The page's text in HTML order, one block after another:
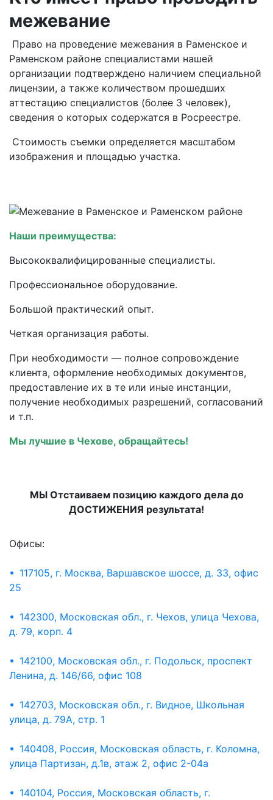
межевание
Право на проведение межевания в Раменское и
Раменском районе специалистами нашей
организации подтверждено наличием специальной
лицензии, а также количеством прошедших
аттестацию специалистов (более 3 человек),
сведения о которых содержатся в Росреестре.
Стоимость съемки определяется масштабом
изображения и площадью участка.
Наши преимущества:
Высококвалифицированные специалисты.
Профессиональное оборудование.
Большой практический опыт.
Четкая организация работы.
При необходимости — полное сопровождение
клиента, оформление необходимых документов,
предоставление их в те или иные инстанции,
получение необходимых разрешений, согласований
и т.п.
Мы лучшие в Чехове, обращайтесь!
МЫ Отстаиваем позицию каждого дела до
ДОСТИЖЕНИЯ результата!
Офисы:
• 117105, г. Москва, Варшавское шоссе, д. 33, офис
25
• 142300, Московская обл., г. Чехов, улица Чехова,
д. 79, корп. 4
• 142100, Московская обл., г. Подольск, проспект
Ленина, д. 146/66, офис 108
• 142703, Московская обл., г. Видное, Школьная
улица, д. 79А, стр. 1
• 140408, Россия, Московская область, г. Коломна,
улица Партизан, д.1в, этаж 2, офис 2-04а
• 140104, Россия, Московская область, г.